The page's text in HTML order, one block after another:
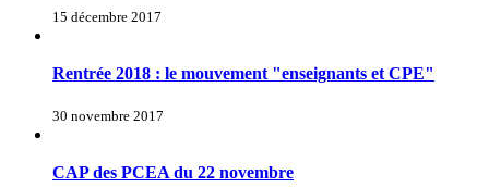
15 décembre 2017
Rentrée 2018 : le mouvement "enseignants et CPE"
30 novembre 2017
CAP des PCEA du 22 novembre